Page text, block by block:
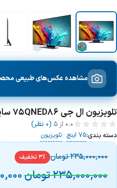
مشاهده عکس‌های طبیعی
تلویزیون ال جی 75QNED86 سایز 75 اینچ 2024
0.0 از ۵ (0 نظر)
دسته بندی:75 اینچ /تلویزیون
235,000,000تومان 3% تخفیف
235,000,000تومان